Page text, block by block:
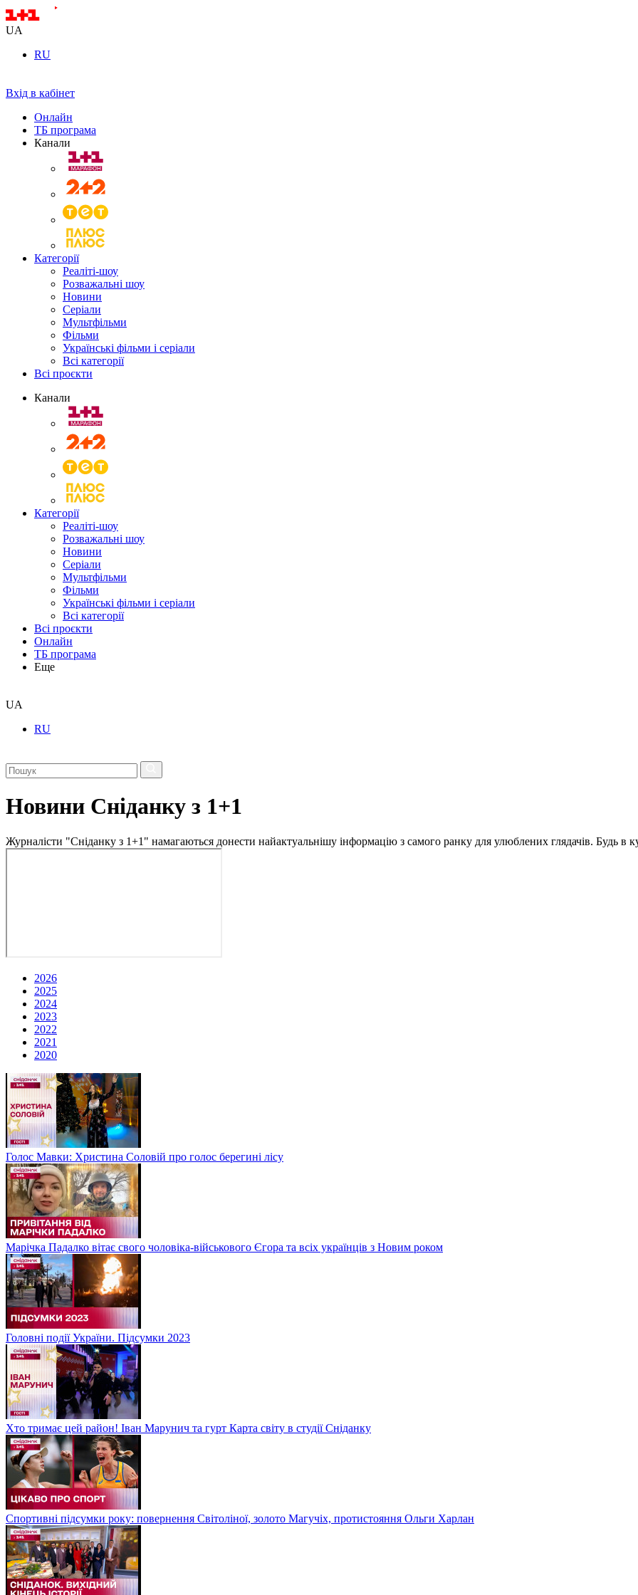
UA
RU
Вхід в кабінет
Онлайн
ТБ програма
Канали
Категорії
Реаліті-шоу
Розважальні шоу
Новини
Серіали
Мультфільми
Фільми
Українські фільми і серіали
Всі категорії
Всі проєкти
Канали
Категорії
Реаліті-шоу
Розважальні шоу
Новини
Серіали
Мультфільми
Фільми
Українські фільми і серіали
Всі категорії
Всі проєкти
Онлайн
ТБ програма
Еще
UA
RU
Новини Сніданку з 1+1
Журналісти "Сніданку з 1+1" намагаються донести найактуальнішу інформацію з самого ранку для улюблених глядачів. Будь в
2026
2025
2024
2023
2022
2021
2020
Голос Мавки: Христина Соловій про голос берегині лісу
Марічка Падалко вітає свого чоловіка-військового Єгора та всіх українців з Новим роком
Головні події України. Підсумки 2023
Хто тримає цей район! Іван Марунич та гурт Карта світу в студії Сніданку
Спортивні підсумки року: повернення Світоліної, золото Магучіх, протистояння Ольги Харлан